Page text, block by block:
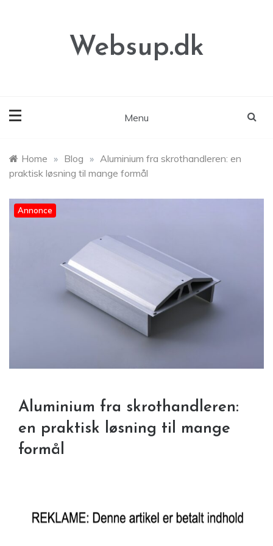
Websup.dk
Menu
Home » Blog » Aluminium fra skrothandleren: en
praktisk løsning til mange formål
Annonce
Aluminium fra skrothandleren:
en praktisk løsning til mange
formål